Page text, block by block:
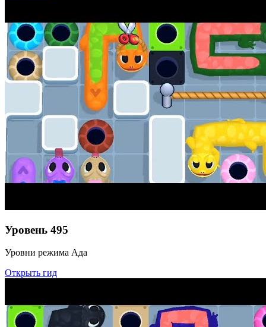
Уровень 495
Уровни режима Ада
Открыть гид